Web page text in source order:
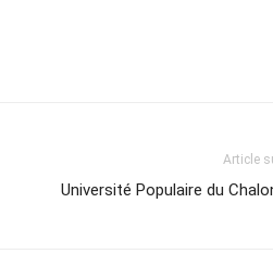
Article
Université Populaire du